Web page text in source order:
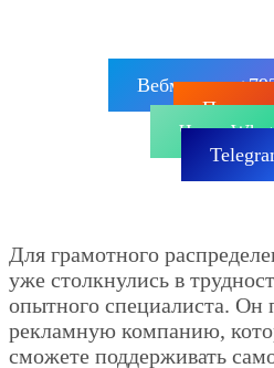
Вебмастер:
Чат в
Для грамотного
уже столкнулись в
опытного специалиста. Он
рекламную компанию,
сможете поддерживать